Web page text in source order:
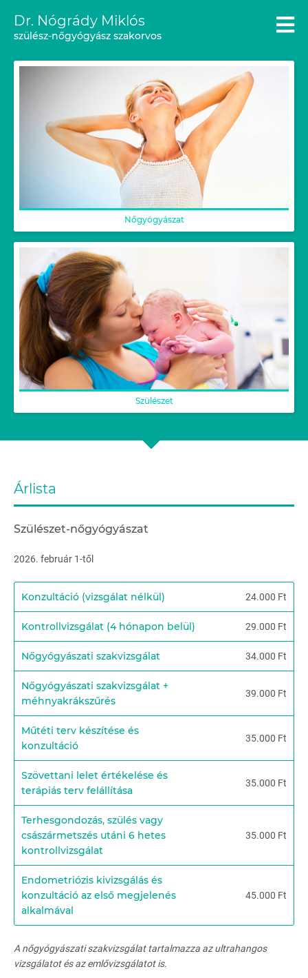
Dr. Nógrády Miklós
szülész-nőgyógyász szakorvos
Nőgyógyászat
Szülészet
Árlista
Szülészet-nőgyógyászat
2026. február 1-től
Konzultáció (vizsgálat nélkül) 24.000 Ft
Kontrollvizsgálat (4 hónapon belül) 29.000 Ft
Nőgyógyászati szakvizsgálat 34.000 Ft
Nőgyógyászati szakvizsgálat +
méhnyakrákszűrés
39.000 Ft
Műtéti terv készítése és
konzultáció
35.000 Ft
Szövettani lelet értékelése és
terápiás terv felállítása
35.000 Ft
Terhesgondozás, szülés vagy
császármetszés utáni 6 hetes
kontrollvizsgálat
35.000 Ft
Endometriózis kivizsgálás és
konzultáció az első megjelenés
alkalmával
45.000 Ft
A nőgyógyászati szakvizsgálat tartalmazza az ultrahangos
vizsgálatot és az emlővizsgálatot is.